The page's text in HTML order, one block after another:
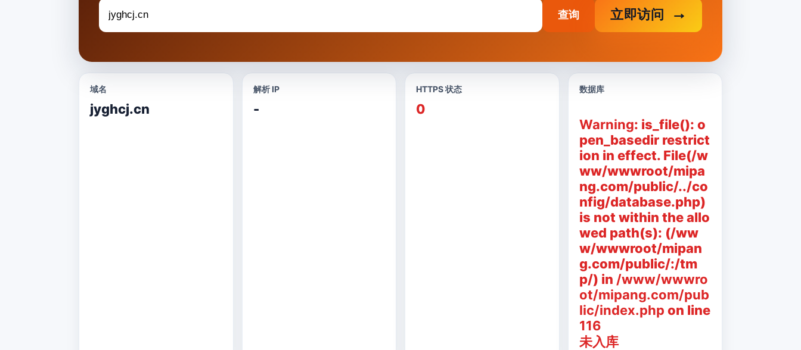
查询 立即访问
域名
jyghcj.cn
解析 IP
-
HTTPS 状态
0
数据库
Warning: is_file(): o
pen_basedir restrict
ion in effect. File(/w
ww/wwwroot/mipa
ng.com/public/../co
nfig/database.php)
is not within the allo
wed path(s): (/ww
w/wwwroot/mipan
g.com/public/:/tm
p/) in /www/wwwro
ot/mipang.com/pub
lic/index.php on line
116
未入库